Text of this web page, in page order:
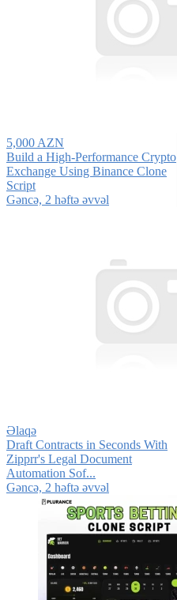
5,000 AZN
Build a High-Performance Crypto
Exchange Using Binance Clone
Script
Gǝncǝ, 2 həftə əvvəl
Əlaqə
Draft Contracts in Seconds With
Zipprr's Legal Document
Automation Sof...
Gǝncǝ, 2 həftə əvvəl